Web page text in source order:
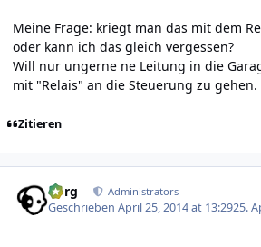
Meine Frage: kriegt man das mit dem
oder kann ich das gleich vergessen?
Will nur ungerne ne Leitung in die
mit "Relais" an die Steuerung zu gehen.
Zitieren
borg Administrators
GeschriebenApril 25, 2014 at 13:2925.